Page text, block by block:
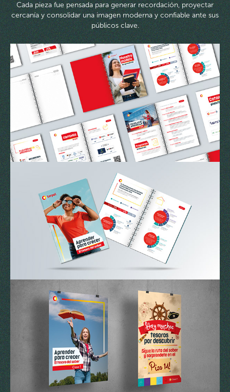
Cada pieza fue pensada para generar recordación, proyectar
cercanía y consolidar una imagen moderna y confiable ante sus
públicos clave.